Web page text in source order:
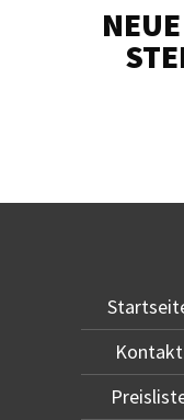
Kontakt